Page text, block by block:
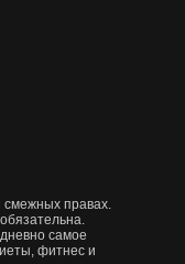
смежных правах.
обязательна.
самое
фитнес и